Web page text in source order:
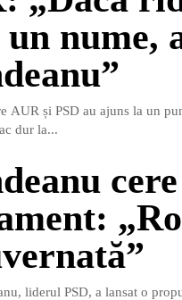
un nume,
AUR și PSD au ajuns la un
dur la...
liderul PSD, a lansat o